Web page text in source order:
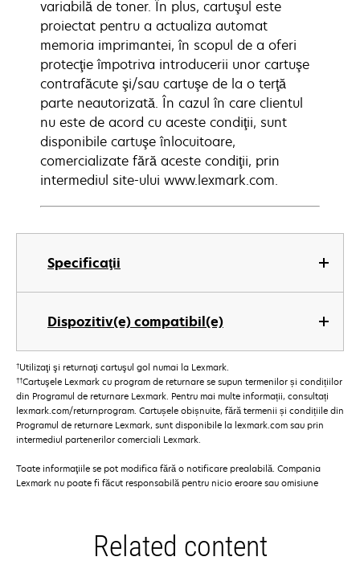
Specificaţii
Dispozitiv(e) compatibil(e)
variabilă de toner. În plus, cartuşul este
proiectat pentru a actualiza automat
memoria imprimantei, în scopul de a oferi
protecţie împotriva introducerii unor cartuşe
contrafăcute şi/sau cartuşe de la o terţă
parte neautorizată. În cazul în care clientul
nu este de acord cu aceste condiţii, sunt
disponibile cartuşe înlocuitoare,
comercializate fără aceste condiţii, prin
intermediul site-ului www.lexmark.com.
†Utilizaţi şi returnaţi cartuşul gol numai la Lexmark.
††Cartuşele Lexmark cu program de returnare se supun termenilor și condițiilor
din Programul de returnare Lexmark. Pentru mai multe informații, consultați
lexmark.com/returnprogram. Cartușele obișnuite, fără termenii și condițiile din
Programul de returnare Lexmark, sunt disponibile la lexmark.com sau prin
intermediul partenerilor comerciali Lexmark.
Toate informaţiile se pot modifica fără o notificare prealabilă. Compania
Lexmark nu poate fi făcut responsabilă pentru nicio eroare sau omisiune
Related content